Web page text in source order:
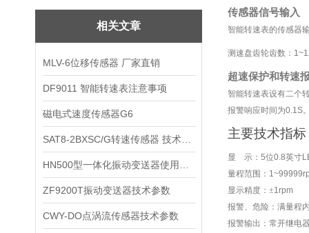
相关文章
MLV-6位移传感器 厂家直销
DF9011 智能转速表注意事项
磁电式速度传感器G6
ZF9200T振动变送器技术参数
CWY-DO点涡流传感器技术参数
传感器信号输入
智能转速表的传感器
测速盘齿轮齿数：
超速保护和转速
智能转速表设有二个
报警响应时间为0.1S
主要技术指标
显 示： 5位0.8英寸
量程范围：
显示精度：±1rpm
报警、危险：满量程
报警输出：常开继电